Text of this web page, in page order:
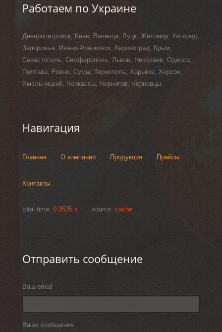
Работаем по Украине
Днепропетровск, Киев, Винница, Луцк, Житомир, Ужгород,
Запорожье, Ивано-Франковск, Кировоград, Крым,
Севастополь, Симферополь, Львов, Николаев, Одесса,
Полтава, Ровно, Сумы, Тернополь, Харьков, Херсон,
Хмельницкий, Черкассы, Чернигов, Черновцы.
Навигация
Главная О компании Продукция Прайсы
Контакты
total time: 0.0535 s source:cache
Отправить сообщение
Ваш email
Ваше сообщение